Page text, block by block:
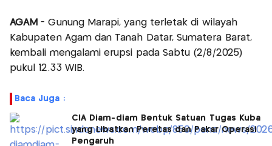
AGAM - Gunung Marapi, yang terletak di wilayah
Kabupaten Agam dan Tanah Datar, Sumatera Barat,
kembali mengalami erupsi pada Sabtu (2/8/2025)
pukul 12.33 WIB.
Baca Juga :
CIA Diam-diam Bentuk Satuan Tugas Kuba
yang Libatkan Peretas dan Pakar Operasi
Pengaruh